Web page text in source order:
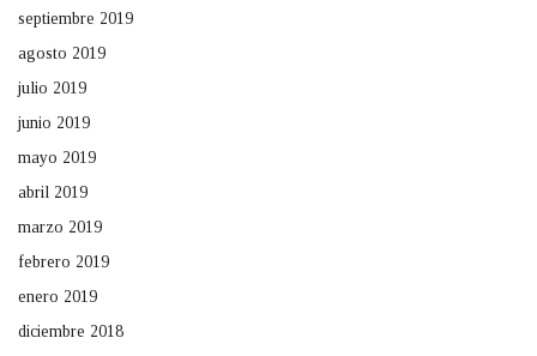
septiembre 2019
agosto 2019
julio 2019
junio 2019
mayo 2019
abril 2019
marzo 2019
febrero 2019
enero 2019
diciembre 2018